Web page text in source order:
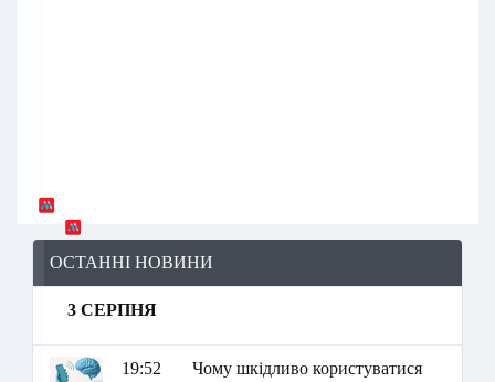
ОСТАННІ НОВИНИ
3 СЕРПНЯ
19:52
Чому шкідливо користуватися